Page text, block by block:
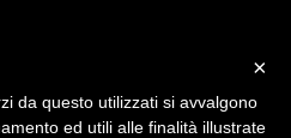
×
da questo utilizzati si avvalgono
ed utili alle finalità illustrate